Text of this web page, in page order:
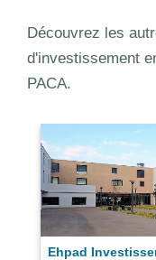
Découvrez les
d'investissement
PACA.
Ehpad